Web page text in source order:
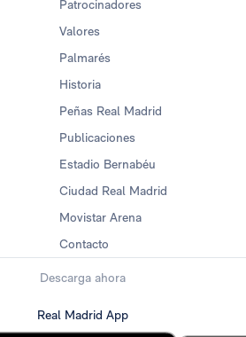
Patrocinadores
Valores
Palmarés
Historia
Peñas Real Madrid
Publicaciones
Estadio Bernabéu
Ciudad Real Madrid
Movistar Arena
Contacto
Descarga ahora
Real Madrid App